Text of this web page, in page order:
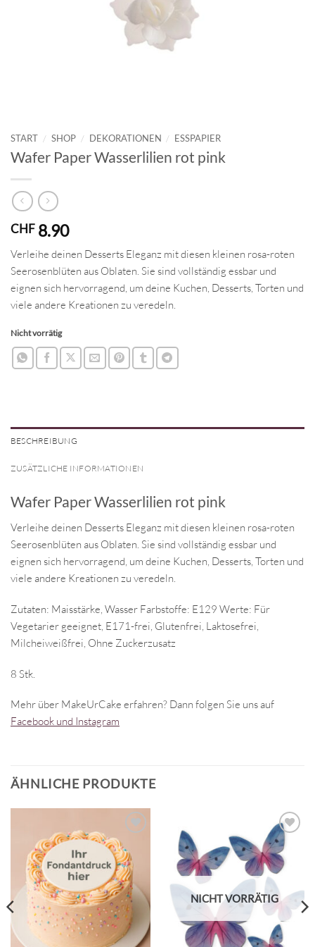
START / SHOP / DEKORATIONEN / ESSPAPIER
Wafer Paper Wasserlilien rot pink
CHF 8.90
Verleihe deinen Desserts Eleganz mit diesen kleinen rosa-roten
Seerosenblüten aus Oblaten. Sie sind vollständig essbar und
eignen sich hervorragend, um deine Kuchen, Desserts, Torten und
viele andere Kreationen zu veredeln.
Nicht vorrätig
BESCHREIBUNG
ZUSÄTZLICHE INFORMATIONEN
Wafer Paper Wasserlilien rot pink
Verleihe deinen Desserts Eleganz mit diesen kleinen rosa-roten
Seerosenblüten aus Oblaten. Sie sind vollständig essbar und
eignen sich hervorragend, um deine Kuchen, Desserts, Torten und
viele andere Kreationen zu veredeln.
Zutaten: Maisstärke, Wasser Farbstoffe: E129 Werte: Für
Vegetarier geeignet, E171-frei, Glutenfrei, Laktosefrei,
Milcheiweißfrei, Ohne Zuckerzusatz
8 Stk.
Mehr über MakeUrCake erfahren? Dann folgen Sie uns auf
Facebook und Instagram
ÄHNLICHE PRODUKTE
NICHT VORRÄTIG